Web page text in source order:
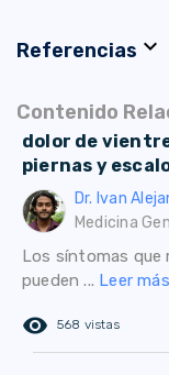
Referencias expand_more
Contenido
dolor de
piernas y
Dr. Ivan
Medicina
Los síntomas
pueden ... Leer más
remove_red_eye 568 vistas